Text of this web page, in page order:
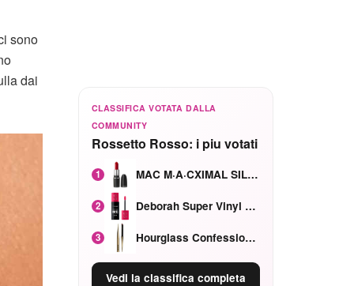
sono
dai
CLASSIFICA VOTATA DALLA
COMMUNITY
Rossetto Rosso: i piu votati
1 MAC M·A·CXIMAL SILKY MATTE Red Rock mat
2 Deborah Super Vinyl Shake Rosa Ciliegia
3 Hourglass Confession Ricaricabile Ultra Preciso Ad Alta Intensità Secretly Classic Red
Vedi la classifica completa